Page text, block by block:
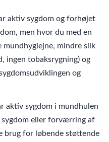
aktiv sygdom og forhøjet
men hvor du med en
mindre slik
ingen tobaksrygning) og
og
aktiv sygdom i mundhulen
eller forværring af
brug for løbende støttende